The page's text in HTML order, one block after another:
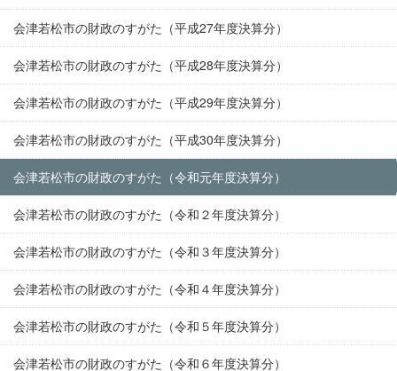
会津若松市の財政のすがた（平成27年度決算分）
会津若松市の財政のすがた（平成28年度決算分）
会津若松市の財政のすがた（平成29年度決算分）
会津若松市の財政のすがた（平成30年度決算分）
会津若松市の財政のすがた（令和元年度決算分）
会津若松市の財政のすがた（令和２年度決算分）
会津若松市の財政のすがた（令和３年度決算分）
会津若松市の財政のすがた（令和４年度決算分）
会津若松市の財政のすがた（令和５年度決算分）
会津若松市の財政のすがた（令和６年度決算分）